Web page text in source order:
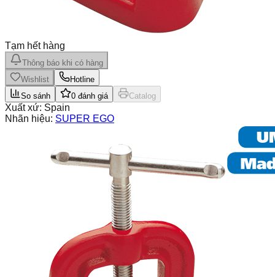
Tạm hết hàng
Thông báo khi có hàng
Wishlist
Hotline
So sánh
0 đánh giá Catalog
Xuất xứ: Spain
Nhãn hiệu: SUPER EGO